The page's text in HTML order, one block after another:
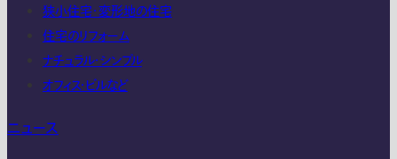
狭小住宅・変形地の住宅
住宅のリフォーム
ナチュラル・シンプル
オフィス・ビルなど
ニュース